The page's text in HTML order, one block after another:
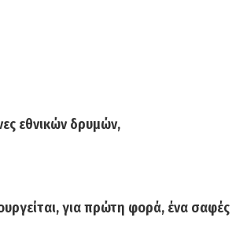
εθνικών δρυμών,
για πρώτη φορά, ένα